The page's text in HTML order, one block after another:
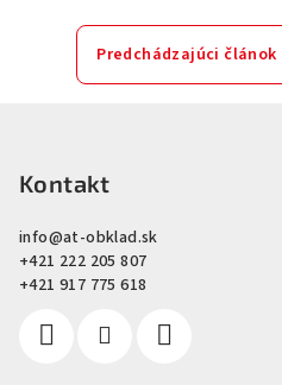
Predchádzajúci článok
Kontakt
info@at-obklad.sk
+421 222 205 807
+421 917 775 618